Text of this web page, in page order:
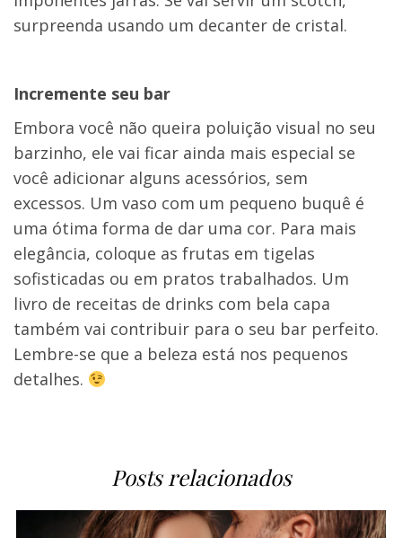
surpreenda usando um decanter de cristal.
Incremente seu bar
Embora você não queira poluição visual no seu
barzinho, ele vai ficar ainda mais especial se
você adicionar alguns acessórios, sem
excessos. Um vaso com um pequeno buquê é
uma ótima forma de dar uma cor. Para mais
elegância, coloque as frutas em tigelas
sofisticadas ou em pratos trabalhados. Um
livro de receitas de drinks com bela capa
também vai contribuir para o seu bar perfeito.
Lembre-se que a beleza está nos pequenos
detalhes.
Posts relacionados